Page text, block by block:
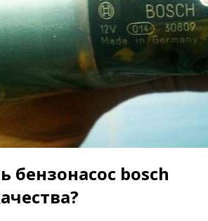
бензонасос bosch